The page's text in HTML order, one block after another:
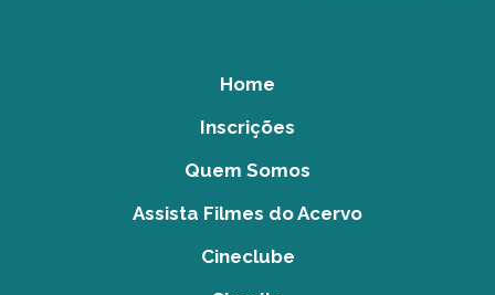
Home
Inscrições
Quem Somos
Assista Filmes do Acervo
Cineclube